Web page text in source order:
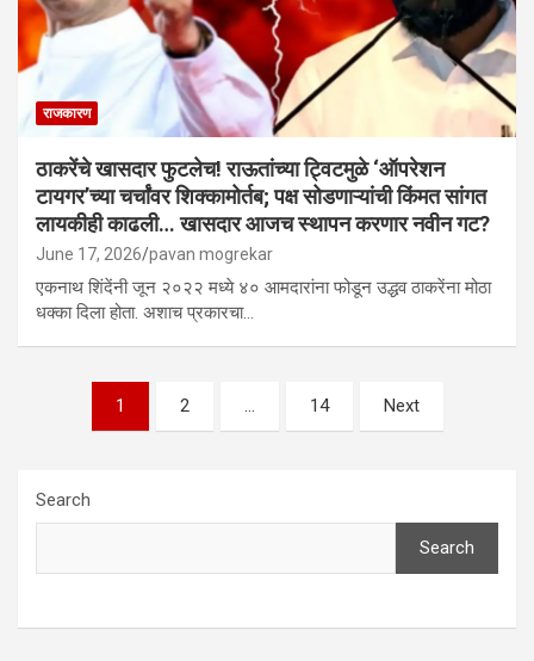
राजकारण
ठाकरेंचे खासदार फुटलेच! राऊतांच्या ट्विटमुळे ‘ऑपरेशन
टायगर’च्या चर्चांवर शिक्कामोर्तब; पक्ष सोडणाऱ्यांची किंमत सांगत
लायकीही काढली… खासदार आजच स्थापन करणार नवीन गट?
June 17, 2026 pavan mogrekar
एकनाथ शिंदेंनी जून २०२२ मध्ये ४० आमदारांना फोडून उद्धव ठाकरेंना मोठा
धक्का दिला होता. अशाच प्रकारचा…
pagination
1 2 … 14 Next
Search
Search